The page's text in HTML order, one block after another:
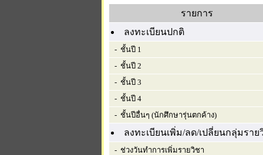
รายการ
ลงทะเบียนปกติ
- ชั้นปี 1
- ชั้นปี 2
- ชั้นปี 3
- ชั้นปี 4
- ชั้นปีอื่นๆ (นักศึกษารุ่นตกค้าง)
ลงทะเบียนเพิ่ม/ลด/เปลี่ยนกลุ่มราย
- ช่วงวันทำการเพิ่มรายวิชา